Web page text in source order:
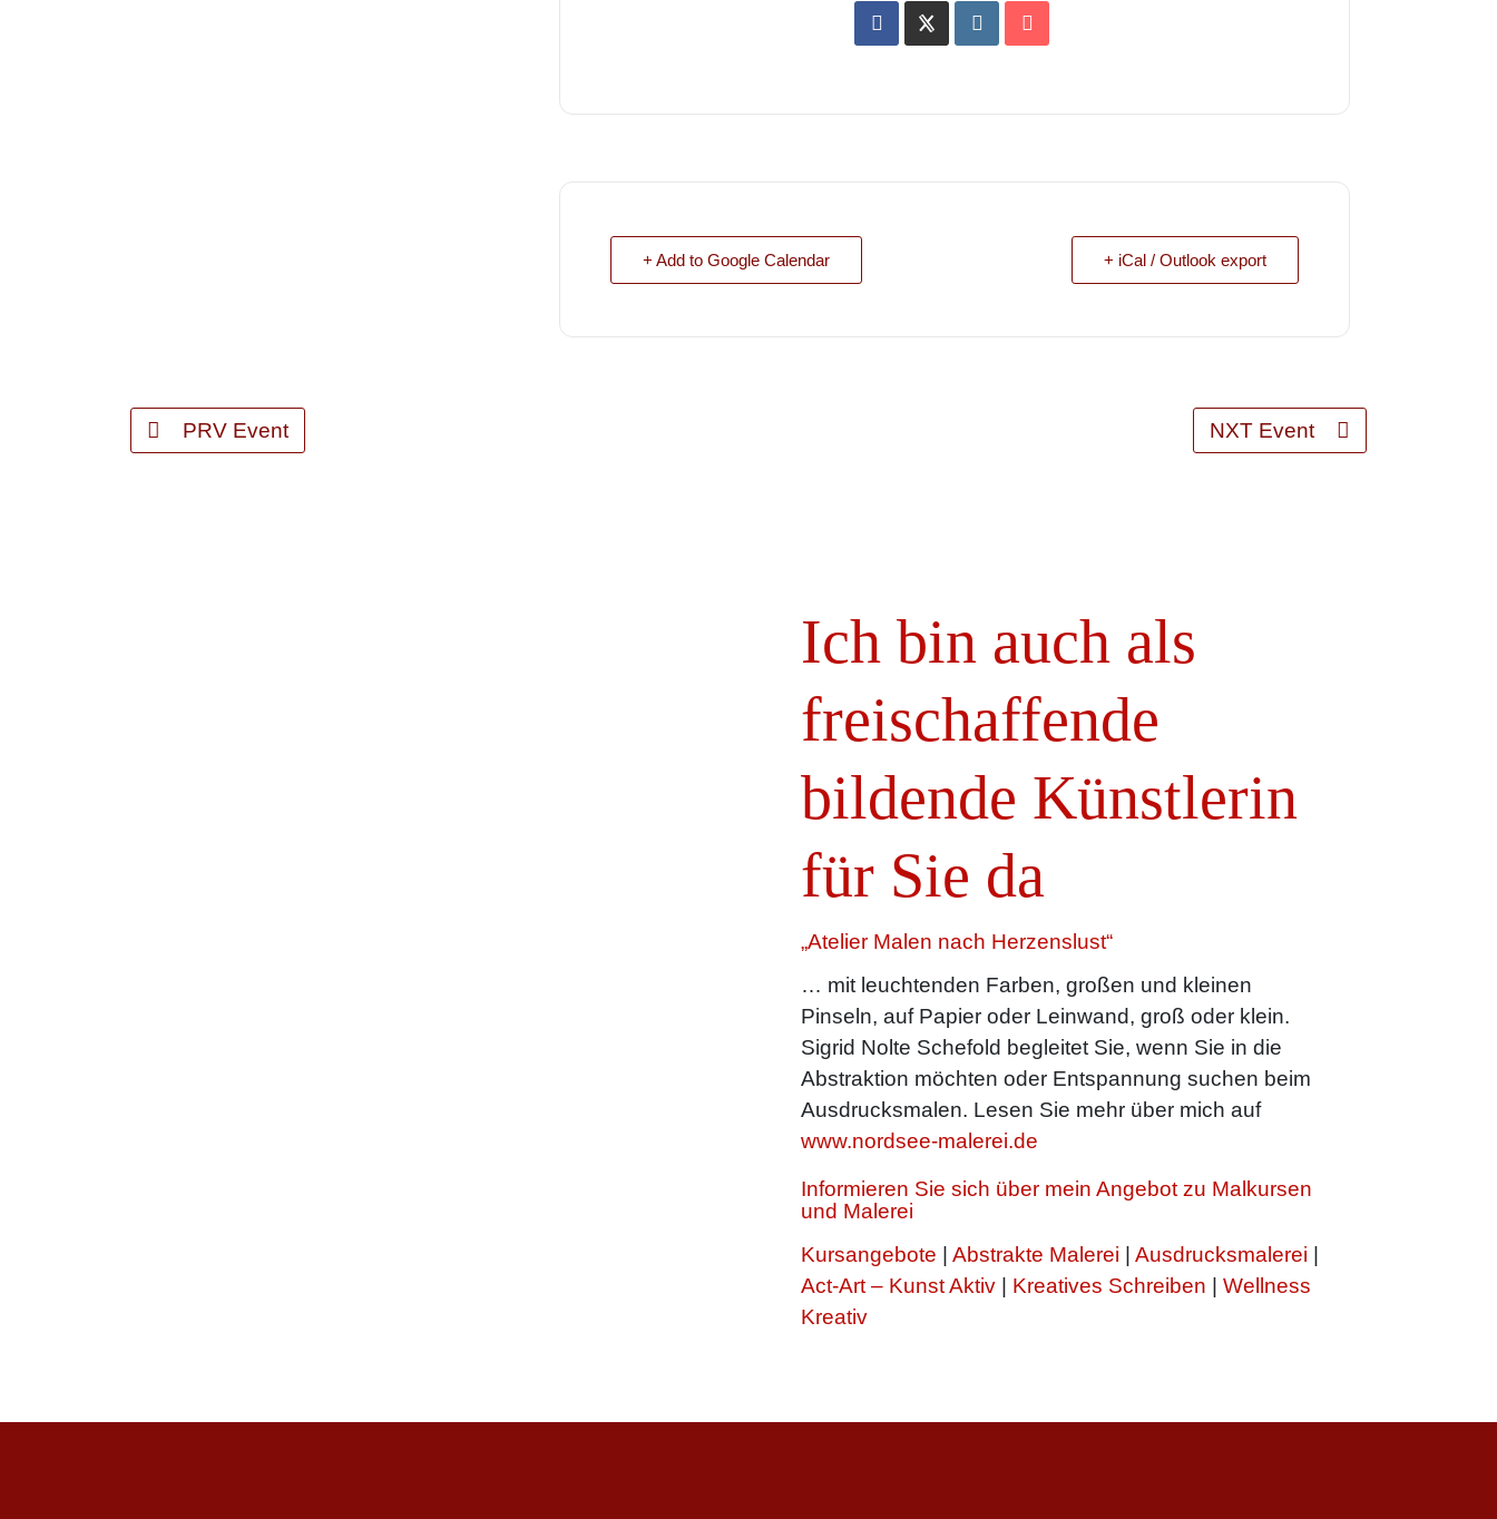
+ Add to Google Calendar + iCal / Outlook export
PRV Event NXT Event
Ich bin auch als
freischaffende
bildende Künstlerin
für Sie da
„Atelier Malen nach Herzenslust“
… mit leuchtenden Farben, großen und kleinen
Pinseln, auf Papier oder Leinwand, groß oder klein.
Sigrid Nolte Schefold begleitet Sie, wenn Sie in die
Abstraktion möchten oder Entspannung suchen beim
Ausdrucksmalen. Lesen Sie mehr über mich auf
www.nordsee-malerei.de
Informieren Sie sich über mein Angebot zu Malkursen
und Malerei
Kursangebote
Abstrakte Malerei Ausdrucksmalerei
Act-Art – Kunst Aktiv
Kreatives Schreiben
Wellness
Kreativ